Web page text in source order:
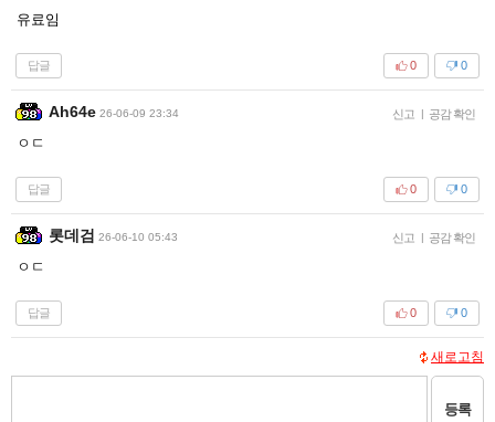
유료임
답글 0
0
Ah64e 26-06-09 23:34 신고 | 공감 확인
ㅇㄷ
답글 0
0
롯데검 26-06-10 05:43 신고 | 공감 확인
ㅇㄷ
답글 0
0
새로고침
등록